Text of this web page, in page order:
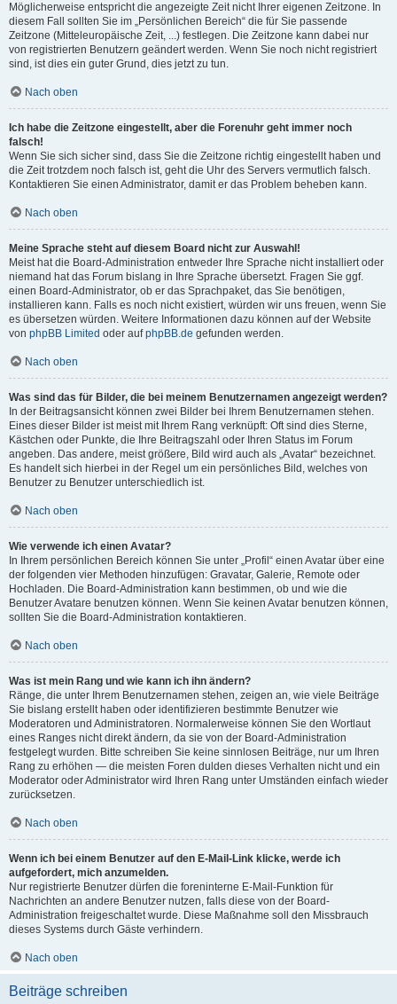
Möglicherweise entspricht die angezeigte Zeit nicht Ihrer eigenen Zeitzone. In
diesem Fall sollten Sie im „Persönlichen Bereich“ die für Sie passende
Zeitzone (Mitteleuropäische Zeit, ...) festlegen. Die Zeitzone kann dabei nur
von registrierten Benutzern geändert werden. Wenn Sie noch nicht registriert
sind, ist dies ein guter Grund, dies jetzt zu tun.
Nach oben
Ich habe die Zeitzone eingestellt, aber die Forenuhr geht immer noch
falsch!
Wenn Sie sich sicher sind, dass Sie die Zeitzone richtig eingestellt haben und
die Zeit trotzdem noch falsch ist, geht die Uhr des Servers vermutlich falsch.
Kontaktieren Sie einen Administrator, damit er das Problem beheben kann.
Nach oben
Meine Sprache steht auf diesem Board nicht zur Auswahl!
Meist hat die Board-Administration entweder Ihre Sprache nicht installiert oder
niemand hat das Forum bislang in Ihre Sprache übersetzt. Fragen Sie ggf.
einen Board-Administrator, ob er das Sprachpaket, das Sie benötigen,
installieren kann. Falls es noch nicht existiert, würden wir uns freuen, wenn Sie
es übersetzen würden. Weitere Informationen dazu können auf der Website
von phpBB Limited oder aufphpBB.de gefunden werden.
Nach oben
Was sind das für Bilder, die bei meinem Benutzernamen angezeigt werden?
In der Beitragsansicht können zwei Bilder bei Ihrem Benutzernamen stehen.
Eines dieser Bilder ist meist mit Ihrem Rang verknüpft: Oft sind dies Sterne,
Kästchen oder Punkte, die Ihre Beitragszahl oder Ihren Status im Forum
angeben. Das andere, meist größere, Bild wird auch als „Avatar“ bezeichnet.
Es handelt sich hierbei in der Regel um ein persönliches Bild, welches von
Benutzer zu Benutzer unterschiedlich ist.
Nach oben
Wie verwende ich einen Avatar?
In Ihrem persönlichen Bereich können Sie unter „Profil“ einen Avatar über eine
der folgenden vier Methoden hinzufügen: Gravatar, Galerie, Remote oder
Hochladen. Die Board-Administration kann bestimmen, ob und wie die
Benutzer Avatare benutzen können. Wenn Sie keinen Avatar benutzen können,
sollten Sie die Board-Administration kontaktieren.
Nach oben
Was ist mein Rang und wie kann ich ihn ändern?
Ränge, die unter Ihrem Benutzernamen stehen, zeigen an, wie viele Beiträge
Sie bislang erstellt haben oder identifizieren bestimmte Benutzer wie
Moderatoren und Administratoren. Normalerweise können Sie den Wortlaut
eines Ranges nicht direkt ändern, da sie von der Board-Administration
festgelegt wurden. Bitte schreiben Sie keine sinnlosen Beiträge, nur um Ihren
Rang zu erhöhen — die meisten Foren dulden dieses Verhalten nicht und ein
Moderator oder Administrator wird Ihren Rang unter Umständen einfach wieder
zurücksetzen.
Nach oben
Wenn ich bei einem Benutzer auf den E-Mail-Link klicke, werde ich
aufgefordert, mich anzumelden.
Nur registrierte Benutzer dürfen die foreninterne E-Mail-Funktion für
Nachrichten an andere Benutzer nutzen, falls diese von der Board-
Administration freigeschaltet wurde. Diese Maßnahme soll den Missbrauch
dieses Systems durch Gäste verhindern.
Nach oben
Beiträge schreiben